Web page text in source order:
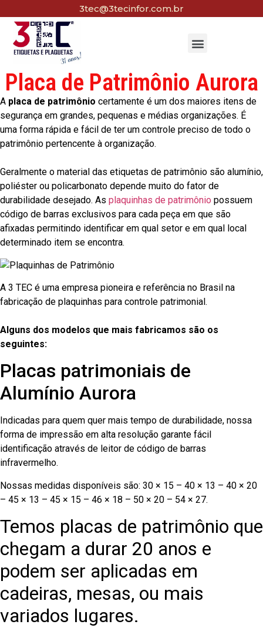
3tec@3tecinfor.com.br
Placa de Patrimônio Aurora
A placa de patrimônio certamente é um dos maiores itens de
segurança em grandes, pequenas e médias organizações. É
uma forma rápida e fácil de ter um controle preciso de todo o
patrimônio pertencente à organização.
Geralmente o material das etiquetas de patrimônio são alumínio,
poliéster ou policarbonato depende muito do fator de
durabilidade desejado. As plaquinhas de patrimônio possuem
código de barras exclusivos para cada peça em que são
afixadas permitindo identificar em qual setor e em qual local
determinado item se encontra.
A 3 TEC é uma empresa pioneira e referência no Brasil na
fabricação de plaquinhas para controle patrimonial.
Alguns dos modelos que mais fabricamos são os
seguintes:
Placas patrimoniais de
Alumínio Aurora
Indicadas para quem quer mais tempo de durabilidade, nossa
forma de impressão em alta resolução garante fácil
identificação através de leitor de código de barras
infravermelho.
Nossas medidas disponíveis são: 30 × 15 – 40 × 13 – 40 × 20
– 45 × 13 – 45 × 15 – 46 × 18 – 50 × 20 – 54 × 27.
Temos placas de patrimônio que
chegam a durar 20 anos e
podem ser aplicadas em
cadeiras, mesas, ou mais
variados lugares.